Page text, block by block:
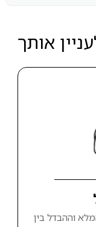
אותך
וההבדל בין